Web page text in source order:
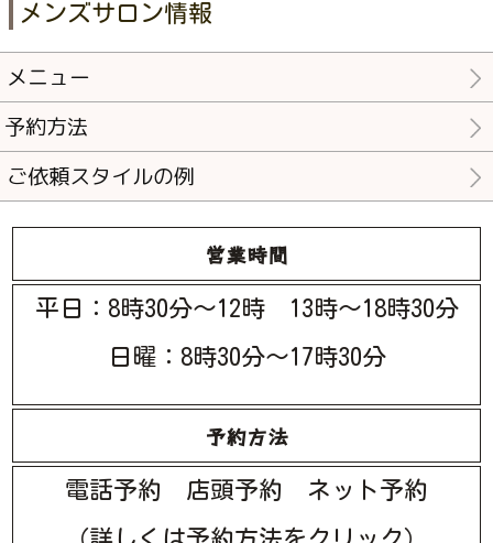
メンズサロン情報
メニュー
予約方法
ご依頼スタイルの例
営業時間
平日：8時30分～12時 13時～18時30分
日曜：8時30分～17時30分
予約方法
電話予約 店頭予約 ネット予約